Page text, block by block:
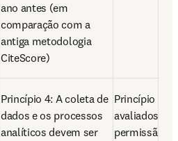
ano antes (em
comparação com a
antiga metodologia
CiteScore)
Princípio 4: A coleta de
dados e os processos
analíticos devem ser
Princípio 5:
avaliados
permissão